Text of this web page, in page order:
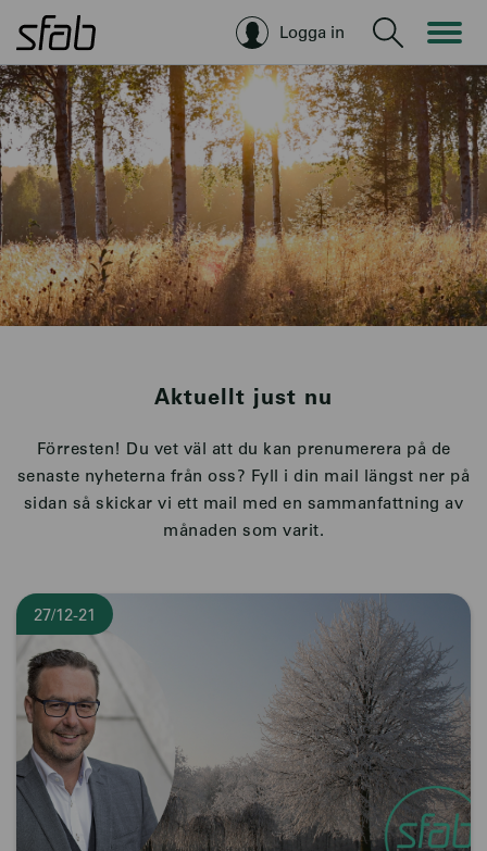
Logga in Sök
Aktuellt just nu
Förresten! Du vet väl att du kan prenumerera på de
senaste nyheterna från oss? Fyll i din mail längst ner på
sidan så skickar vi ett mail med en sammanfattning av
månaden som varit.
27/12-21